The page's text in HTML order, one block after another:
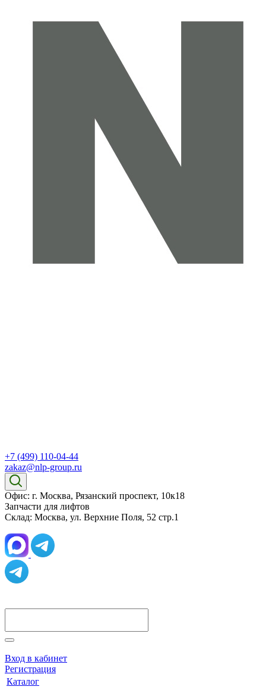
+7 (499) 110-04-44
zakaz@nlp-group.ru
Офис: г. Москва, Рязанский проспект, 10к18
Запчасти для лифтов
Склад: Москва, ул. Верхние Поля, 52 стр.1
Вход в кабинет
Регистрация
Каталог